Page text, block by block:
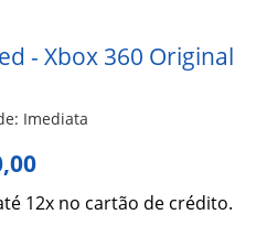
- Xbox 360 Original
Imediata
12x no cartão de crédito.